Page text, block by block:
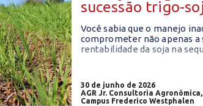
sucessão trigo-
Você sabia que o manejo
comprometer não apenas a
rentabilidade da soja na
30 de junho de 2026
AGR Jr. Consultoria
Campus Frederico Westphalen